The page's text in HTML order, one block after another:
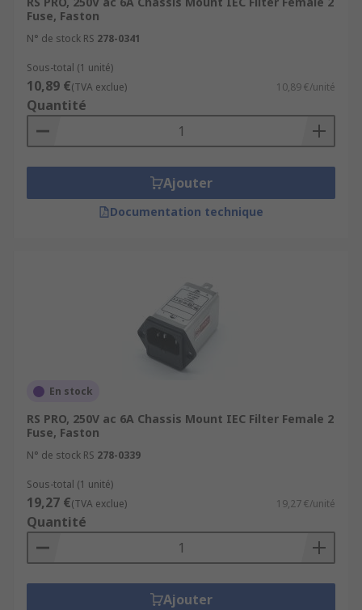
Fuse, Faston
N° de stock RS 278-0341
Sous-total (1 unité)
10,89 €(TVA exclue) 10,89 €/unité
Quantité
Ajouter
Documentation technique
En stock
RS PRO, 250V ac 6A Chassis Mount IEC Filter Female 2
Fuse, Faston
N° de stock RS 278-0339
Sous-total (1 unité)
19,27 €(TVA exclue) 19,27 €/unité
Quantité
Ajouter